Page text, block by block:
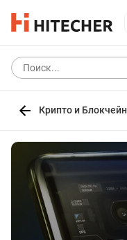
Крипто и Блокчейн